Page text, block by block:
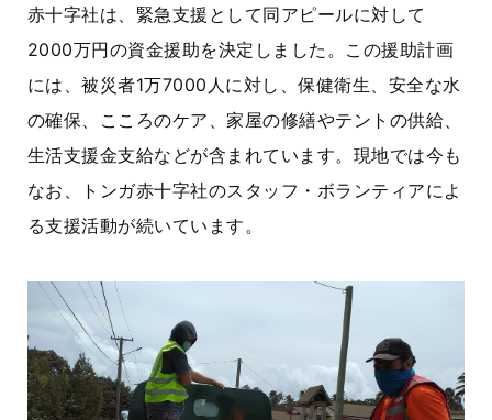
赤十字社は、緊急支援として同アピールに対して
2000万円の資金援助を決定しました。この援助計画
には、被災者1万7000人に対し、保健衛生、安全な水
の確保、こころのケア、家屋の修繕やテントの供給、
生活支援金支給などが含まれています。現地では今も
なお、トンガ赤十字社のスタッフ・ボランティアによ
る支援活動が続いています。